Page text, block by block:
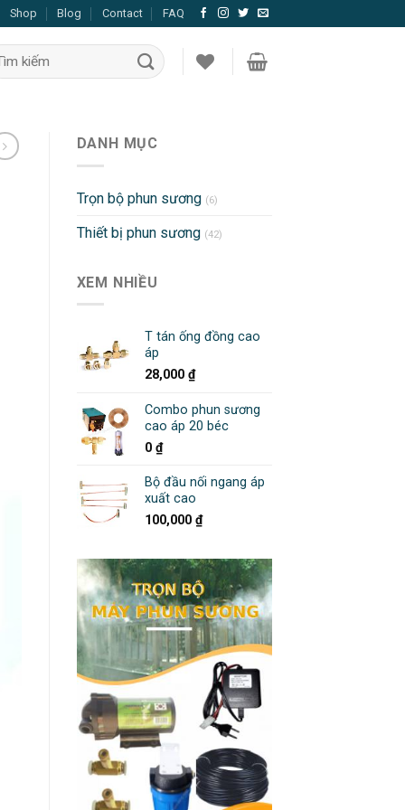
Shop Blog Contact FAQ
DANH MỤC
Trọn bộ phun sương (6)
Thiết bị phun sương (42)
XEM NHIỀU
T tán ống đồng cao
áp
28,000 ₫
Combo phun sương
cao áp 20 béc
0 ₫
Bộ đầu nối ngang áp
xuất cao
100,000 ₫